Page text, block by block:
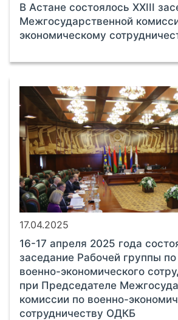
В Астане состоялось XXIII
Межгосударственной
экономическому
17.04.2025
16-17 апреля 2025 года
заседание Рабочей группы
военно-экономического
при Председателе
комиссии по военно-
сотрудничеству ОДКБ